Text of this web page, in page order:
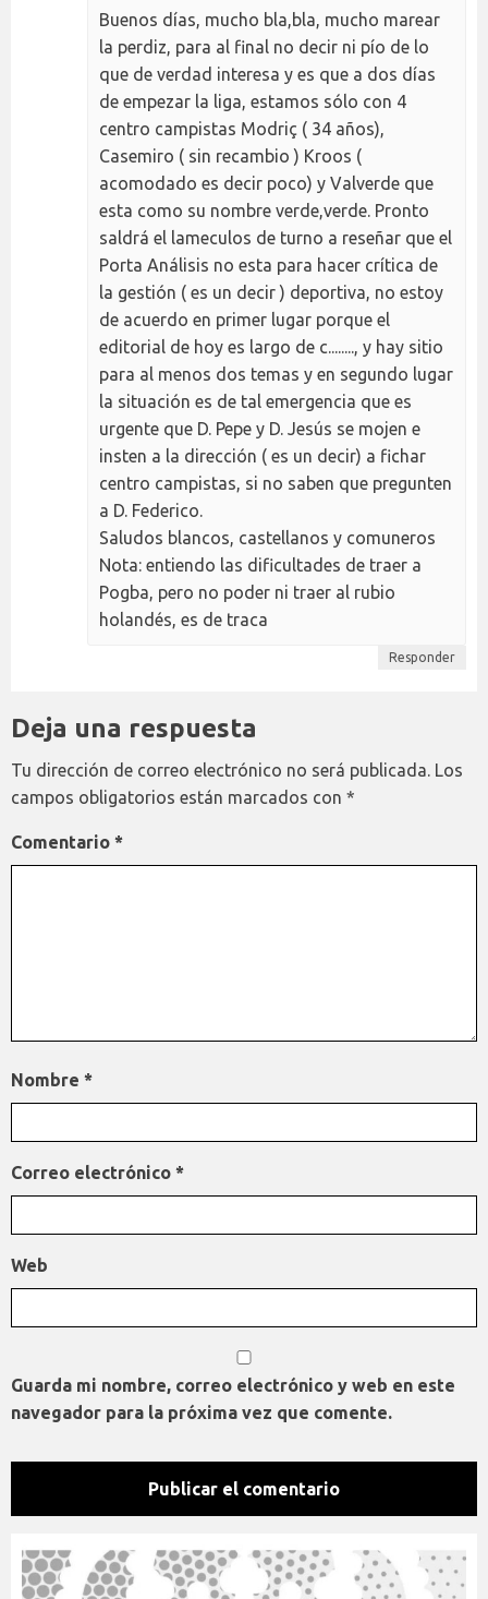
Buenos días, mucho bla,bla, mucho marear
la perdiz, para al final no decir ni pío de lo
que de verdad interesa y es que a dos días
de empezar la liga, estamos sólo con 4
centro campistas Modriç ( 34 años),
Casemiro ( sin recambio ) Kroos (
acomodado es decir poco) y Valverde que
esta como su nombre verde,verde. Pronto
saldrá el lameculos de turno a reseñar que el
Porta Análisis no esta para hacer crítica de
la gestión ( es un decir ) deportiva, no estoy
de acuerdo en primer lugar porque el
editorial de hoy es largo de c........, y hay sitio
para al menos dos temas y en segundo lugar
la situación es de tal emergencia que es
urgente que D. Pepe y D. Jesús se mojen e
insten a la dirección ( es un decir) a fichar
centro campistas, si no saben que pregunten
a D. Federico.
Saludos blancos, castellanos y comuneros
Nota: entiendo las dificultades de traer a
Pogba, pero no poder ni traer al rubio
holandés, es de traca
Responder
Deja una respuesta
Tu dirección de correo electrónico no será publicada. Los
campos obligatorios están marcados con *
Comentario *
Nombre *
Correo electrónico *
Web
Guarda mi nombre, correo electrónico y web en este
navegador para la próxima vez que comente.